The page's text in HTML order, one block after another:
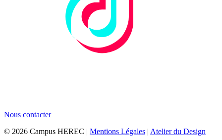
Nous contacter
© 2026 Campus HEREC | Mentions Légales | Atelier du Design